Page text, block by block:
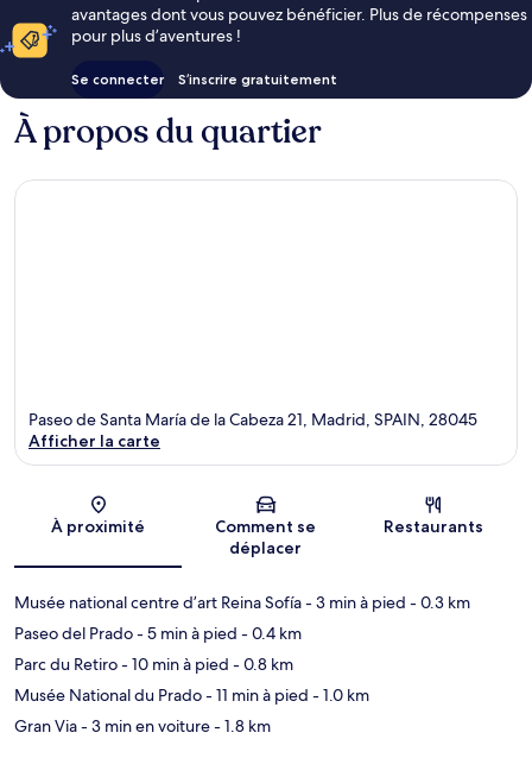
avantages dont vous pouvez bénéficier. Plus de récompenses
pour plus d’aventures !
Se connecter S’inscrire gratuitement
À propos du quartier
Carte
Paseo de Santa María de la Cabeza 21, Madrid, SPAIN, 28045
Afficher la carte
À proximité
Comment se
déplacer
Restaurants
Musée national centre d’art Reina Sofía- 3 min à pied - 0.3 km
Paseo del Prado- 5 min à pied - 0.4 km
Parc du Retiro- 10 min à pied - 0.8 km
Musée National du Prado- 11 min à pied - 1.0 km
Gran Via- 3 min en voiture- 1.8 km